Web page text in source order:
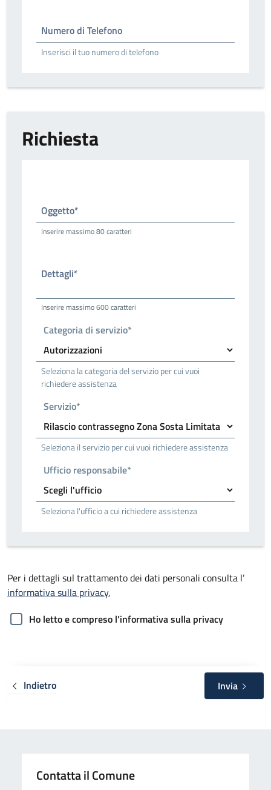
Numero di Telefono
Inserisci il tuo numero di telefono
Richiesta
Oggetto*
Inserire massimo 80 caratteri
Dettagli*
Inserire massimo 600 caratteri
Categoria di servizio*
Seleziona la categoria del servizio per cui vuoi
richiedere assistenza
Servizio*
Seleziona il servizio per cui vuoi richiedere assistenza
Ufficio responsabile*
Seleziona l'ufficio a cui richiedere assistenza
Per i dettagli sul trattamento dei dati personali consulta l’
informativa sulla privacy.
Ho letto e compreso l’informativa sulla privacy
Indietro Invia
Contatta il Comune